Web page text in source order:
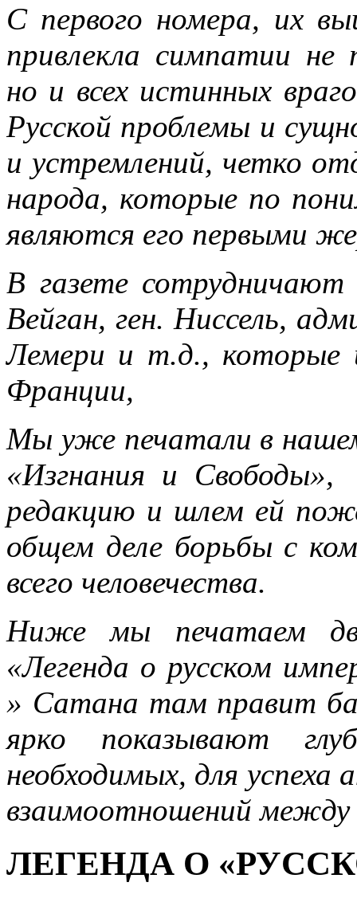
С первого номера, их
привлекла сим­патии не
но и всех истинных
Русской проблемы и
и устремлений, четко
народа, которые по
являются его первыми
В газете
Вейган, ген. Ниссель,
Лемери и т.д., которые
Франции,
Мы уже печатали в
«Изгнания и
редакцию и шлем ей
общем деле борьбы с
всего человечества.
Ниже мы печатаем
«Легенда о русском
» Сатана там правит
ярко показывают
необходимых, для
взаимоотношений
ЛЕГЕНДА О